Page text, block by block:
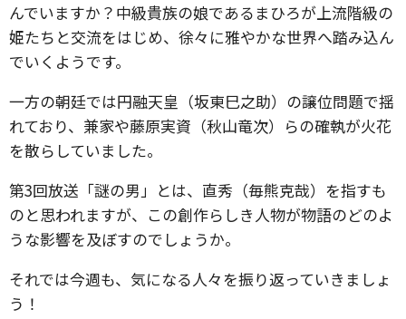
んでいますか？中級貴族の娘であるまひろが上流階級の
姫たちと交流をはじめ、徐々に雅やかな世界へ踏み込ん
でいくようです。
一方の朝廷では円融天皇（坂東巳之助）の譲位問題で揺
れており、兼家や藤原実資（秋山竜次）らの確執が火花
を散らしていました。
第3回放送「謎の男」とは、直秀（毎熊克哉）を指すも
のと思われますが、この創作らしき人物が物語のどのよ
うな影響を及ぼすのでしょうか。
それでは今週も、気になる人々を振り返っていきましょ
う！